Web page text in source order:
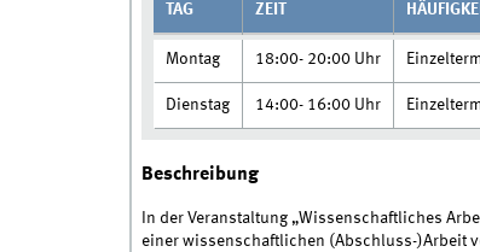
TAG ZEIT
Montag 18:00- 20:00 Uhr
Dienstag 14:00- 16:00 Uhr
Beschreibung
In der Veranstaltung „Wissenschaftliches
einer wissenschaftlichen (Abschluss-)Arbeit